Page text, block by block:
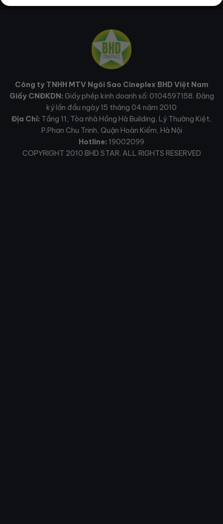
Công ty TNHH MTV Ngôi Sao Cineplex BHD Việt Nam
Giấy CNĐKDN: Giấy phép kinh doanh số: 0104597158. Đăng
ký lần đầu ngày 15 tháng 04 năm 2010
Địa Chỉ: Tầng 11, Tòa nhà Hồng Hà Building, Lý Thường Kiệt,
P.Phan Chu Trinh, Quận Hoàn Kiếm, Hà Nội
Hotline: 19002099
COPYRIGHT 2010 BHD STAR. ALL RIGHTS RESERVED